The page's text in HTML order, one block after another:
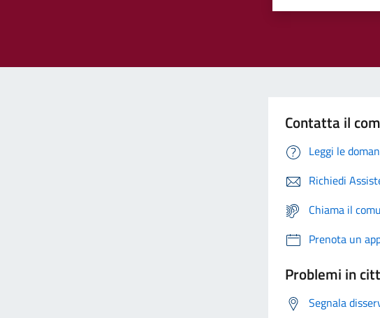
Contatta il
Leggi le
Richiedi
Chiama il
Prenota un
Problemi in
Segnala